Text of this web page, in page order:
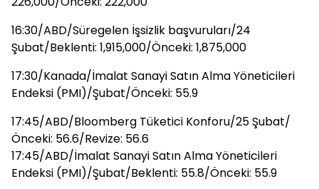
16:30/ABD/Süregelen İşsizlik başvuruları/24
Şubat/Beklenti: 1,915,000/Önceki: 1,875,000
17:30/Kanada/İmalat Sanayi Satın Alma Yöneticileri
Endeksi (PMI)/Şubat/Önceki: 55.9
17:45/ABD/Bloomberg Tüketici Konforu/25 Şubat/
Önceki: 56.6/Revize: 56.6
17:45/ABD/İmalat Sanayi Satın Alma Yöneticileri
Endeksi (PMI)/Şubat/Beklenti: 55.8/Önceki: 55.9